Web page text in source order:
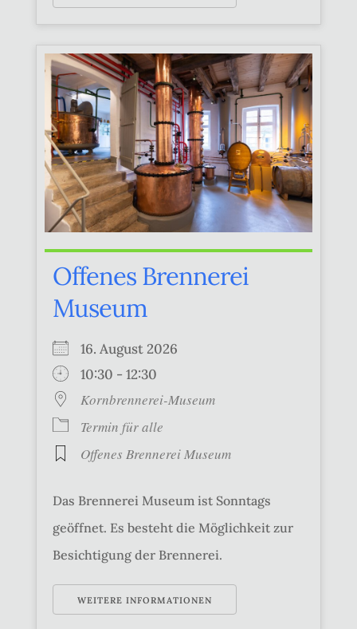
Offenes Brennerei
Museum
16. August 2026
10:30 - 12:30
Kornbrennerei-Museum
Termin für alle
Offenes Brennerei Museum
Das Brennerei Museum ist Sonntags
geöffnet. Es besteht die Möglichkeit zur
Besichtigung der Brennerei.
WEITERE INFORMATIONEN